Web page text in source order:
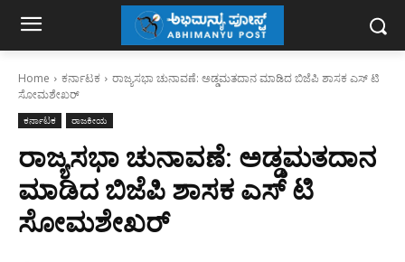
Home ಕರ್ನಾಟಕ
ರಾಜ್ಯಸಭಾ ಚುನಾವಣೆ: ಅಡ್ಡಮತದಾನ ಮಾಡಿದ ಬಿಜೆಪಿ ಶಾಸಕ ಎಸ್ ಟಿ
ಸೋಮಶೇಖರ್‌
ಕರ್ನಾಟಕ ರಾಜಕೀಯ
ರಾಜ್ಯಸಭಾ ಚುನಾವಣೆ: ಅಡ್ಡಮತದಾನ
ಮಾಡಿದ ಬಿಜೆಪಿ ಶಾಸಕ ಎಸ್ ಟಿ
ಸೋಮಶೇಖರ್‌